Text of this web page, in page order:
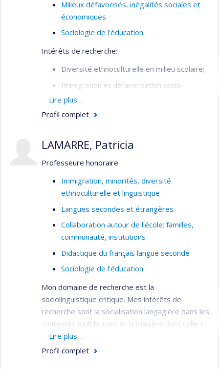
Milieux défavorisés, inégalités sociales et
économiques
Sociologie de l'éducation
Intérêts de recherche:
Diversité ethnoculturelle en milieu scolaire;
Immigration et défavorisation socio-
économique;
Expérience socioscolaire des élèves
Interculturalisme
Relations école-familles immigrantes et de
minorités ethnoculturelles;
Formation des enseignants par rapports à
ces problématiques.
Lire plus…
Profil complet
LAMARRE, Patricia
Professeure honoraire
Immigration, minorités, diversité
ethnoculturelle et linguistique
Langues secondes et étrangères
Collaboration autour de l'école: familles,
communauté, institutions
Didactique du français langue seconde
Sociologie de l'éducation
Mon domaine de recherche est la
sociolinguistique critique. Mes intérêts de
recherche sont la socialisation langagière dans les
contextes multilingues et la manière dont celle-ci
affecte les pratiques sociales et langagières, les
questions de l'identité et la rédéfinition des
Lire plus…
Profil complet